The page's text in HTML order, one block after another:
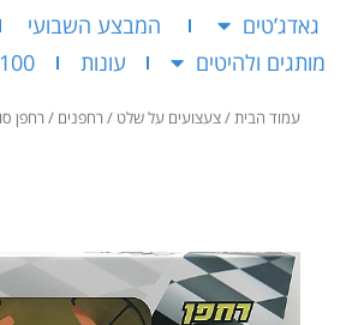
גאדג’טים
המבצע השבועי
מותגים ולהיטים
עונות 100 ההצעות הנבחרות
עמוד הבית/צעצועים על שלט /רחפנים / רחפן